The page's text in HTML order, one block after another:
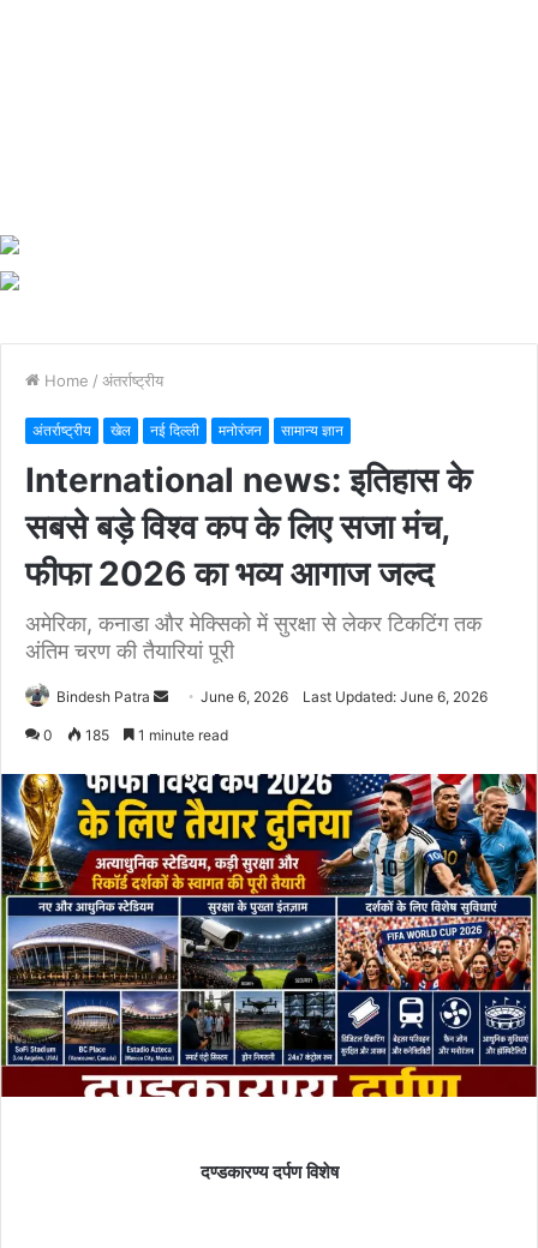
Home / अंतर्राष्ट्रीय
अंतर्राष्ट्रीय खेल नई दिल्ली मनोरंजन सामान्य ज्ञान
International news: इतिहास के
सबसे बड़े विश्व कप के लिए सजा मंच,
फीफा 2026 का भव्य आगाज जल्द
अमेरिका, कनाडा और मेक्सिको में सुरक्षा से लेकर टिकटिंग तक
अंतिम चरण की तैयारियां पूरी
Bindesh Patra
d
a
n
e
m
a
i
l
June 6, 2026 Last Updated: June 6, 2026
0 185 1 minute read
दण्डकारण्य दर्पण विशेष